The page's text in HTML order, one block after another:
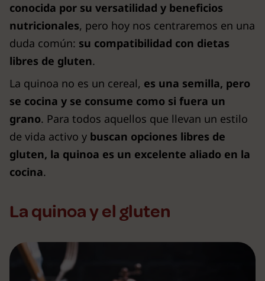
conocida por su versatilidad y beneficios
nutricionales, pero hoy nos centraremos en una
duda común: su compatibilidad con dietas
libres de gluten.
La quinoa no es un cereal, es una semilla, pero
se cocina y se consume como si fuera un
grano. Para todos aquellos que llevan un estilo
de vida activo y buscan opciones libres de
gluten, la quinoa es un excelente aliado en la
cocina.
La quinoa y el gluten